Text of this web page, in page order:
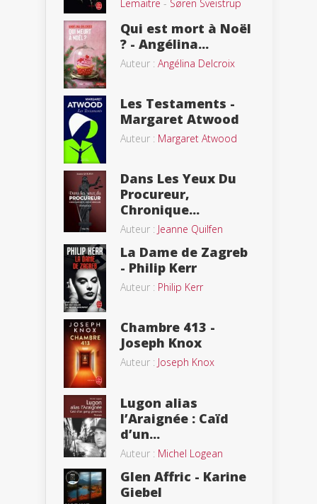
Lemaitre - Søren Sveistrup
Qui est mort à Noël
? - Angélina...
Auteur : Angélina Delcroix
Les Testaments -
Margaret Atwood
Auteur : Margaret Atwood
Dans Les Yeux Du
Procureur,
Chronique...
Auteur : Jeanne Quilfen
La Dame de Zagreb
- Philip Kerr
Auteur : Philip Kerr
Chambre 413 -
Joseph Knox
Auteur : Joseph Knox
Lugon alias
l’Araignée : Caïd
d’un...
Auteur : Michel Logean
Glen Affric - Karine
Giebel